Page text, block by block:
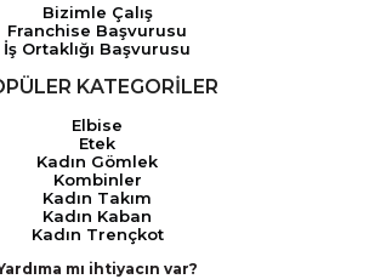
Bizimle Çalış
Franchise Başvurusu
İş Ortaklığı Başvurusu
KATEGORİLER
Elbise
Etek
Kadın Gömlek
Kombinler
Kadın Takım
Kadın Kaban
Kadın Trençkot
mı ihtiyacın var?